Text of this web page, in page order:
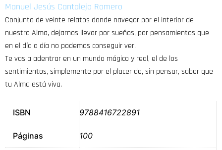
Manuel Jesús Cantalejo Romero
Conjunto de veinte relatos donde navegar por el interior de
nuestra Alma, dejarnos llevar por sueños, por pensamientos que
en el día a día no podemos conseguir ver.
Te vas a adentrar en un mundo mágico y real, el de los
sentimientos, simplemente por el placer de, sin pensar, saber que
tu Alma está viva.
ISBN 9788416722891
Páginas 100